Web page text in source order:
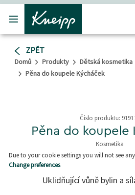
Přejít na hlavní obsah
Přejít na obsah patičky
ZPĚT
Domů Produkty
Dětská kosmetika
Pěna do koupele Kýcháček
Číslo produktu:
Pěna do koupele
Kosmetika
5 z 5 hvězd
Due to your cookie settings you will not see
Change preferences
Uklidňující vůně bylin a